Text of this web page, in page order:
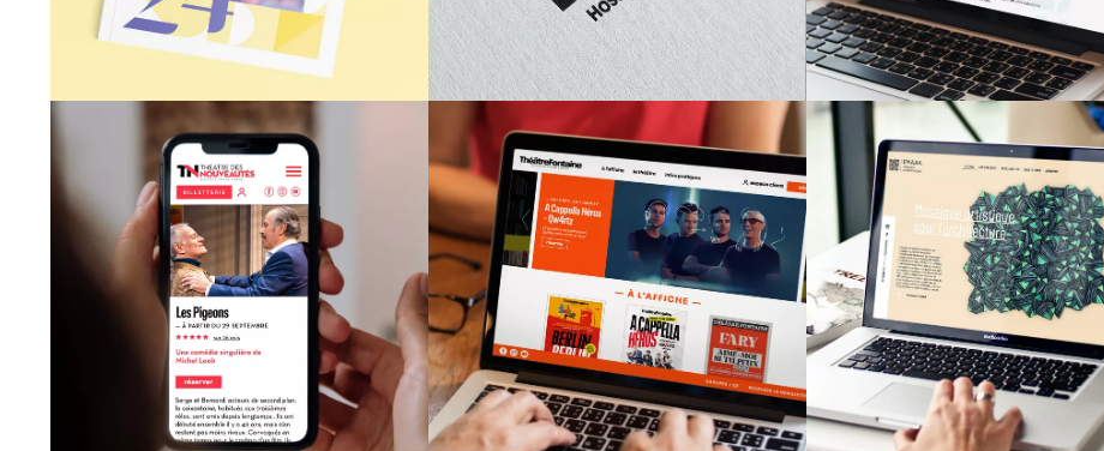
THÉÂTRE DES NOUVEAUTÉS
Site Internet
THÉÂTRE FONTAINE
Site Internet
EMAAA
Site Internet
Mosaïque et
architecture